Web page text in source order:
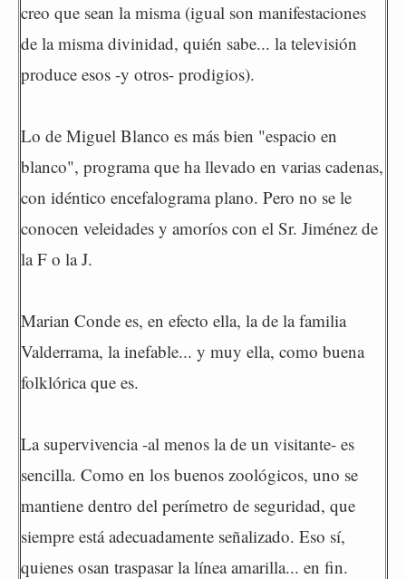
creo que sean la misma (igual son manifestaciones
de la misma divinidad, quién sabe... la televisión
produce esos -y otros- prodigios).
Lo de Miguel Blanco es más bien "espacio en
blanco", programa que ha llevado en varias cadenas,
con idéntico encefalograma plano. Pero no se le
conocen veleidades y amoríos con el Sr. Jiménez de
la F o la J.
Marian Conde es, en efecto ella, la de la familia
Valderrama, la inefable... y muy ella, como buena
folklórica que es.
La supervivencia -al menos la de un visitante- es
sencilla. Como en los buenos zoológicos, uno se
mantiene dentro del perímetro de seguridad, que
siempre está adecuadamente señalizado. Eso sí,
quienes osan traspasar la línea amarilla... en fin.